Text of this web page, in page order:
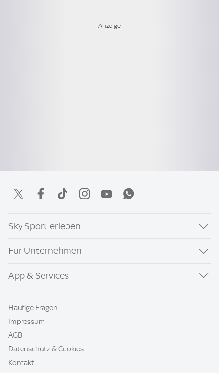
Sky Sport erleben
Für Unternehmen
App & Services
Häufige Fragen
Impressum
AGB
Datenschutz & Cookies
Kontakt